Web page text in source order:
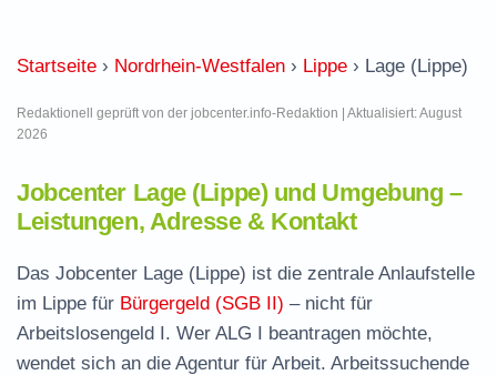
Startseite › Nordrhein-Westfalen › Lippe › Lage (Lippe)
Redaktionell geprüft von der jobcenter.info-Redaktion | Aktualisiert: August
2026
Jobcenter Lage (Lippe) und Umgebung –
Leistungen, Adresse & Kontakt
Das Jobcenter Lage (Lippe) ist die zentrale Anlaufstelle
im Lippe für Bürgergeld (SGB II) – nicht für
Arbeitslosengeld I. Wer ALG I beantragen möchte,
wendet sich an die Agentur für Arbeit. Arbeitssuchende